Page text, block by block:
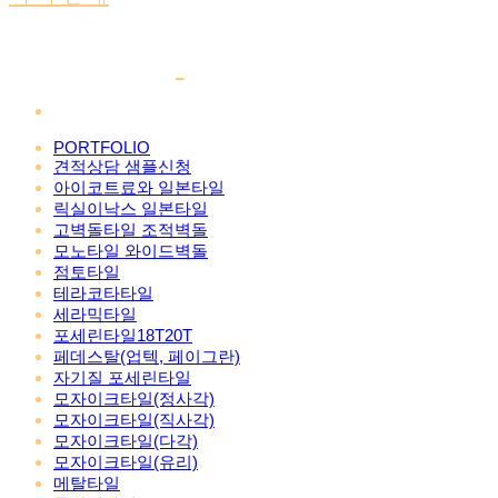
PORTFOLIO
견적상담 샘플신청
아이코트료와 일본타일
릭실이낙스 일본타일
고벽돌타일 조적벽돌
모노타일 와이드벽돌
점토타일
테라코타타일
세라믹타일
포세린타일18T20T
페데스탈(업텍, 페이그란)
자기질 포세린타일
모자이크타일(정사각)
모자이크타일(직사각)
모자이크타일(다각)
모자이크타일(유리)
메탈타일